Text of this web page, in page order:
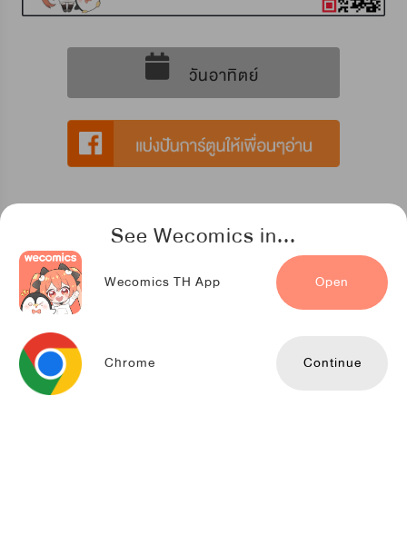
See Wecomics in...
Wecomics TH App Open
Chrome Continue
วันอาทิตย์
การ์ตูนที่แนะนำสำหรับคุณ
สัมพันธ์อสูรศิลาคราม